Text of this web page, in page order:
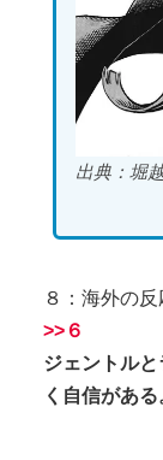
出典：堀
８：海外の反
>>６
ジェントル
く自信がある